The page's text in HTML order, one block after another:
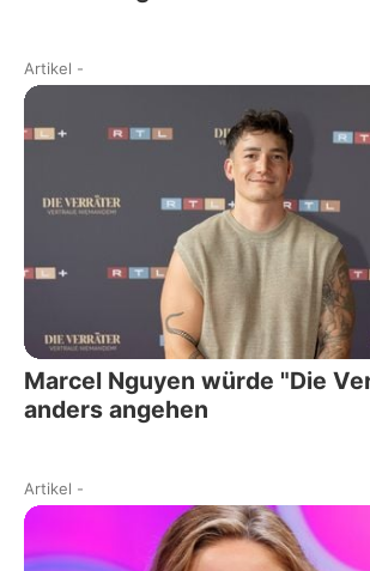
Artikel -
Marcel Nguyen würde "Die
anders angehen
Artikel -